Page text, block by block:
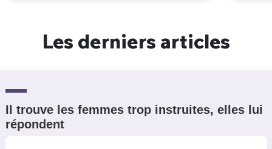
Les derniers articles
Il trouve les femmes trop instruites, elles lui
répondent